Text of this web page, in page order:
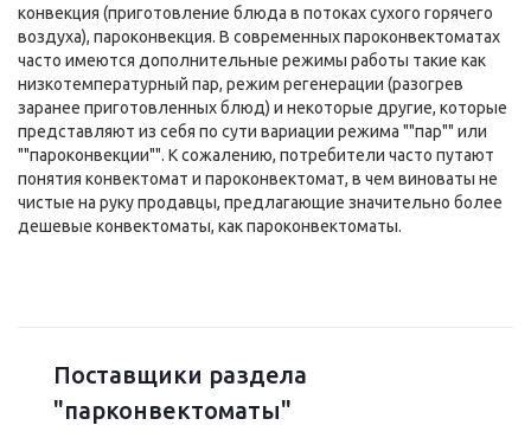
конвекция (приготовление блюда в потоках сухого горячего
воздуха), пароконвекция. В современных пароконвектоматах
часто имеются дополнительные режимы работы такие как
низкотемпературный пар, режим регенерации (разогрев
заранее приготовленных блюд) и некоторые другие, которые
представляют из себя по сути вариации режима ""пар"" или
""пароконвекции"". К сожалению, потребители часто путают
понятия конвектомат и пароконвектомат, в чем виноваты не
чистые на руку продавцы, предлагающие значительно более
дешевые конвектоматы, как пароконвектоматы.
Поставщики раздела
"парконвектоматы"